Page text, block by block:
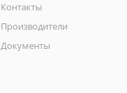
Контакты
Производители
Документы